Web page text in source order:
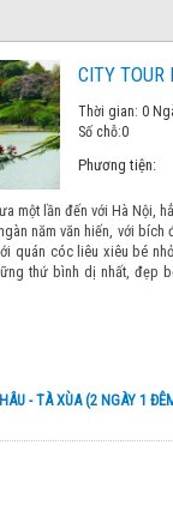
- HÀ NỘI BAY
– HÀ NỘI BAY
ĐÀO 2026
– DU THUYỀN – TÀU
CITY TOUR
Thời gian: 0
Số chỗ:0
Phương tiện:
một lần đến với Hà Nội,
năm văn hiến, với bích
quán cóc liêu xiêu bé
thứ bình dị nhất, đẹp
Nội thì sẽ đến lúc ta
- TÀ XÙA (2 NGÀY 1